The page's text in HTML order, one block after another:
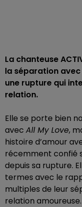
La chanteuse
la séparation
une rupture qui
relation.
Elle se porte bien
avec All My Love,
histoire d’amour
récemment confié
depuis sa rupture.
termes avec le
multiples de leur
relation amoureuse.